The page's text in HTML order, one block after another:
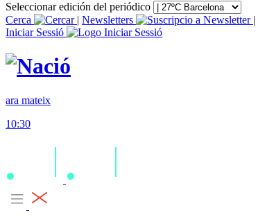
Seleccionar edición del periódico
Cerca
| Newsletters
|
Iniciar Sessió
ara mateix
10:30